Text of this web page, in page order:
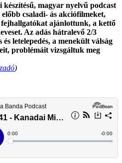
készítésű, magyar nyelvű podcast
csaladi- ás akciófilmeket,
ajánlottunk, a kettő
Az adás hátralevő 2/3
letelepedés, a menekült válság
problémáit vizsgáltuk meg
)